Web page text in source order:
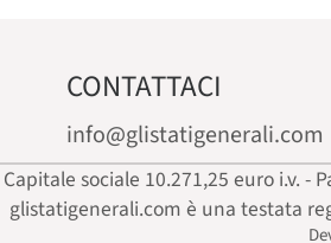
CONTATTACI
info@glistatigenerali.com
sociale 10.271,25 euro i.v.
glistatigenerali.com è una testata